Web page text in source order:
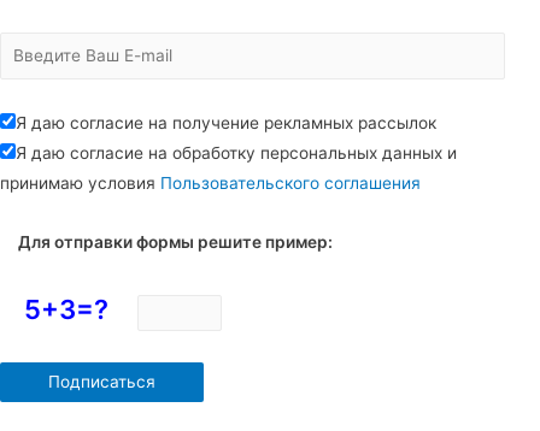
Я даю согласие на получение рекламных рассылок
Я даю согласие на обработку персональных данных и
принимаю условия Пользовательского соглашения
Для отправки формы решите пример:
5+3=?